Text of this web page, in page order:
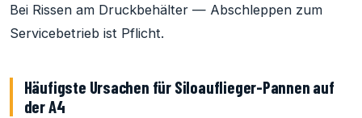
Bei Rissen am Druckbehälter — Abschleppen zum
Servicebetrieb ist Pflicht.
Häufigste Ursachen für Siloauflieger-Pannen auf
der A4